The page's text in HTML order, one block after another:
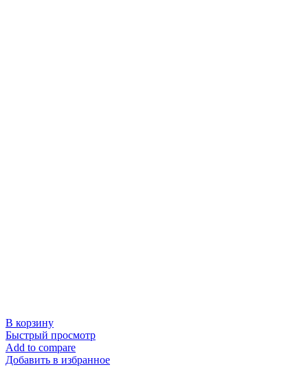
В корзину
Быстрый просмотр
Add to compare
Добавить в избранное